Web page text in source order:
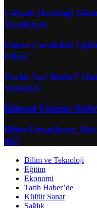
Çölyak Hastalığı
Yasaklıyor
Erken Çocukluk
Etkisi
Varlık Var Mıdır?
Yolculuk
Bilimsel Yöntem Nedir
Bilim Cevaplıyor,
mi?
Bilim ve Teknoloji
Eğitim
Ekonomi
Tarih Haber’de
Kültür Sanat
Sağlık